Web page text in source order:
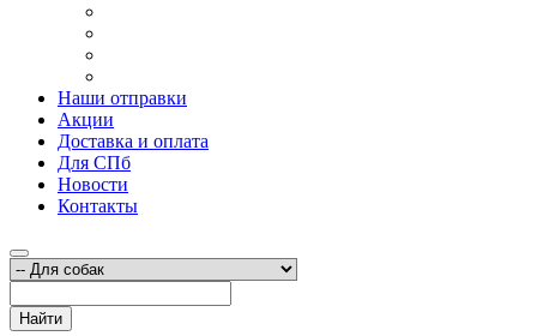
Наши отправки
Акции
Доставка и оплата
Для СПб
Новости
Контакты
Найти